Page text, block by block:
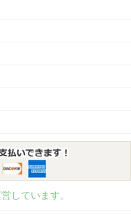
しています。